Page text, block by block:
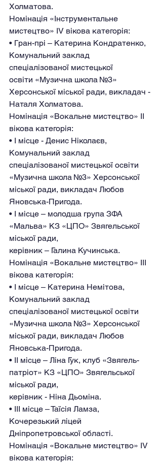
Холматова.
Номінація «Інструментальне
мистецтво» IV вікова категорія:
• Гран-прі – Катерина Кондратенко,
Комунальний заклад
спеціалізованої мистецької
освіти «Музична школа №3»
Херсонської міської ради, викладач -
Наталя Холматова.
Номінація «Вокальне мистецтво» IІ
вікова категорія:
• І місце - Денис Ніколаєв,
Комунальний заклад
спеціалізованої мистецької освіти
«Музична школа №3» Херсонської
міської ради, викладач Любов
Яновська-Пригода.
• І місце – молодша група ЗФА
«Мальва» КЗ «ЦПО» Звягельської
міської ради,
керівник – Галина Кучинська.
Номінація «Вокальне мистецтво» IІІ
вікова категорія:
• І місце – Катерина Немітова,
Комунальний заклад
спеціалізованої мистецької освіти
«Музична школа №3» Херсонської
міської ради, викладач Любов
Яновська-Пригода.
• ІІ місце – Ліна Гук, клуб «Звягель-
патріот» КЗ «ЦПО» Звягельської
міської ради,
керівник - Ніна Дьоміна.
• ІII місце – Таїсія Ламза,
Кочерезький ліцей
Дніпропетровської області.
Номінація «Вокальне мистецтво» IV
вікова категорія: